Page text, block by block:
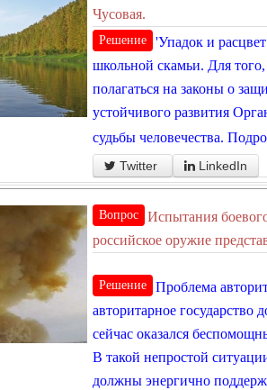
Чусовая.
Решение
'Упадок и
школьной скамьи. Для
полагаться на законы о
устойчивого развития
судьбы человечества.
Twitter
LinkedIn
Вопрос
Испытания
российское оружие
Решение
Проблема
авторитарное
сейчас оказался
В такой непростой
должны энергично